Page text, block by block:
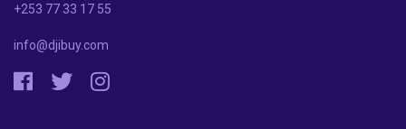
+253 77 33 17 55
info@djibuy.com